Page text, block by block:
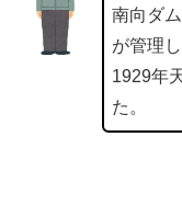
南向ダ
が管理
1929年
た。